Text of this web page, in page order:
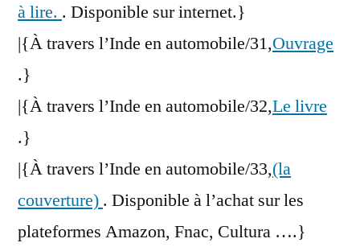
à lire. . Disponible sur internet.}
|{À travers l’Inde en automobile/31,Ouvrage
.}
|{À travers l’Inde en automobile/32,Le livre
.}
|{À travers l’Inde en automobile/33,(la
couverture) . Disponible à l’achat sur les
plateformes Amazon, Fnac, Cultura ….}